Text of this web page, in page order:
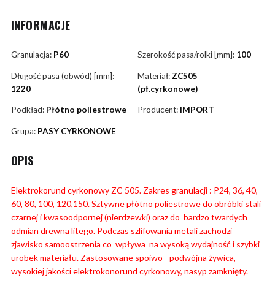
INFORMACJE
Granulacja: P60 Szerokość pasa/rolki [mm]: 100
Długość pasa (obwód) [mm]:
1220
Materiał: ZC505
(pł.cyrkonowe)
Podkład: Płótno poliestrowe Producent: IMPORT
Grupa: PASY CYRKONOWE
OPIS
Elektrokorund cyrkonowy ZC 505. Zakres granulacji : P24, 36, 40,
60, 80, 100, 120,150. Sztywne płótno poliestrowe do obróbki stali
czarnej i kwasoodpornej (nierdzewki) oraz do bardzo twardych
odmian drewna litego. Podczas szlifowania metali zachodzi
zjawisko samoostrzenia co wpływa na wysoką wydajność i szybki
urobek materiału.Zastosowane spoiwo - podwójna żywica,
wysokiej jakości elektrokonorund cyrkonowy, nasyp zamknięty.